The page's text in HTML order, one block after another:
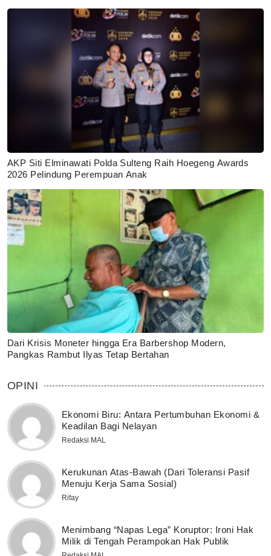
AKP Siti Elminawati Polda Sulteng Raih Hoegeng Awards
2026 Pelindung Perempuan Anak
Dari Krisis Moneter hingga Era Barbershop Modern,
Pangkas Rambut Ilyas Tetap Bertahan
OPINI
Ekonomi Biru: Antara Pertumbuhan Ekonomi &
Keadilan Bagi Nelayan
Redaksi MAL
Kerukunan Atas-Bawah (Dari Toleransi Pasif
Menuju Kerja Sama Sosial)
Rifay
Menimbang “Napas Lega” Koruptor: Ironi Hak
Milik di Tengah Perampokan Hak Publik